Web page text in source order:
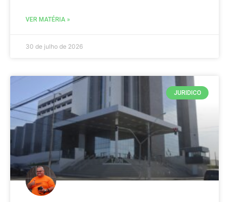
VER MATÉRIA »
30 de julho de 2026
JURIDICO